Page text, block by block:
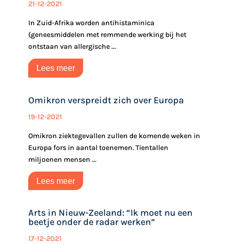
21-12-2021
In Zuid-Afrika worden antihistaminica
(geneesmiddelen met remmende werking bij het
ontstaan van allergische ...
Lees meer
Omikron verspreidt zich over Europa
19-12-2021
Omikron ziektegevallen zullen de komende weken in
Europa fors in aantal toenemen. Tientallen
miljoenen mensen ...
Lees meer
Arts in Nieuw-Zeeland: “Ik moet nu een
beetje onder de radar werken”
17-12-2021